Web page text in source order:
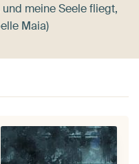
meine Seele fliegt,
Maia)